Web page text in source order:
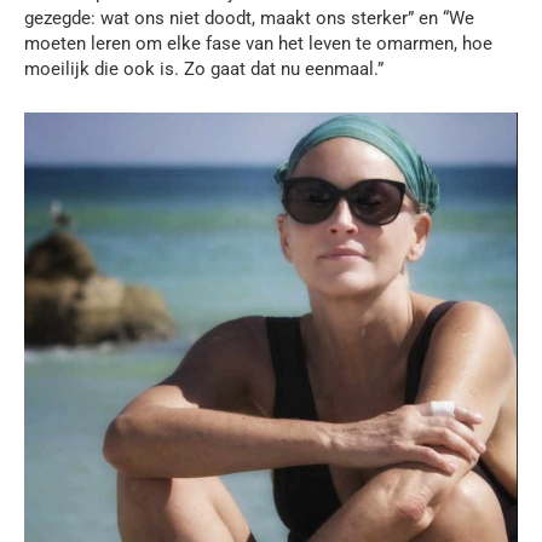
gezegde: wat ons niet doodt, maakt ons sterker” en “We
moeten leren om elke fase van het leven te omarmen, hoe
moeilijk die ook is. Zo gaat dat nu eenmaal.”